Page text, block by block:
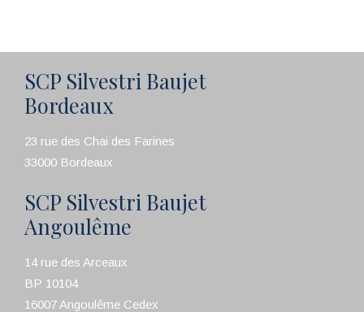
SCP Silvestri Baujet
Bordeaux
23 rue des Chai des Farines
33000 Bordeaux
SCP Silvestri Baujet
Angoulême
14 rue des Arceaux
BP 10104
16007 Angoulême Cedex